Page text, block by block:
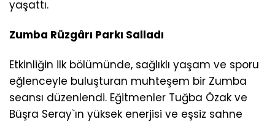
yaşattı.
Zumba Rüzgârı Parkı Salladı
Etkinliğin ilk bölümünde, sağlıklı yaşam ve sporu
eğlenceyle buluşturan muhteşem bir Zumba
seansı düzenlendi. Eğitmenler Tuğba Özak ve
Büşra Seray`ın yüksek enerjisi ve eşsiz sahne